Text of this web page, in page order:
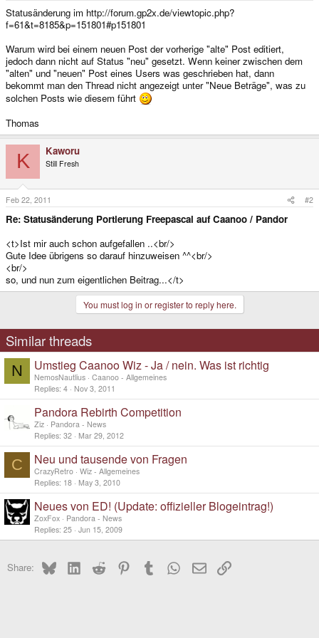
r
Statusänderung im http://forum.gp2x.de/viewtopic.php?
f=61&t=8185&p=151801#p151801
Warum wird bei einem neuen Post der vorherige "alte" Post editiert,
jedoch dann nicht auf Status "neu" gesetzt. Wenn keiner zwischen dem
"alten" und "neuen" Post eines Users was geschrieben hat, dann
bekommt man den Thread nicht angezeigt unter "Neue Beträge", was zu
solchen Posts wie diesem führt
Thomas
K Kaworu
Still Fresh
Feb 22, 2011 #2
Re: Statusänderung Portierung Freepascal auf Caanoo / Pandor
<t>Ist mir auch schon aufgefallen ..<br/>
Gute Idee übrigens so darauf hinzuweisen ^^<br/>
<br/>
so, und nun zum eigentlichen Beitrag...</t>
You must log in or register to reply here.
Similar threads
N Umstieg Caanoo Wiz - Ja / nein. Was ist richtig
NemosNautlius Caanoo - Allgemeines
Replies 4 Nov 3, 2011
Pandora Rebirth Competition
Ziz
Pandora - News
Replies 32 Mar 29, 2012
C Neu und tausende von Fragen
CrazyRetro Wiz - Allgemeines
Replies 18 May 3, 2010
Neues von ED! (Update: offizieller Blogeintrag!)
ZoxFox
Pandora - News
Replies 25 Jun 15, 2009
Share: BlueskyLinkedInReddit PinterestTumblr WhatsApp
EmailLink